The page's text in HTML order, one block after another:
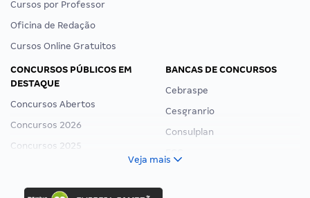
Cursos por Professor
Oficina de Redação
Cursos Online Gratuitos
CONCURSOS PÚBLICOS EM
DESTAQUE
Concursos Abertos
Concursos 2026
Concursos 2025
Concurso Ibama
BANCAS DE CONCURSOS
Cebraspe
Cesgranrio
Consulplan
Veja mais